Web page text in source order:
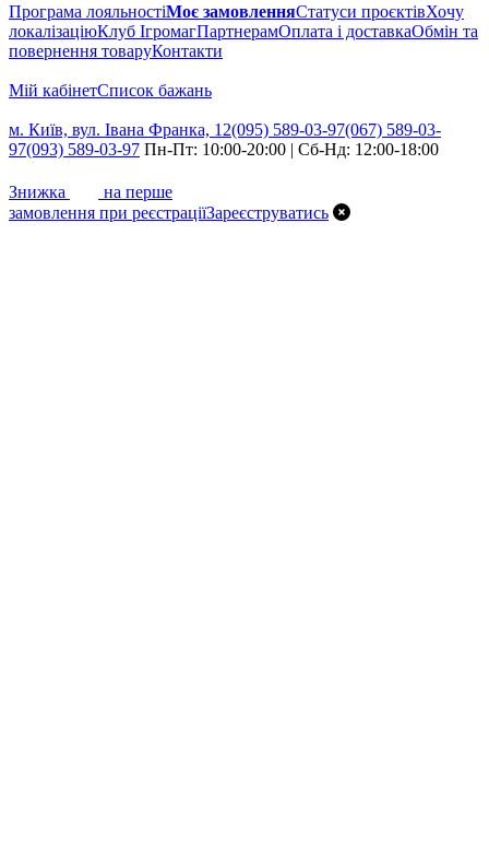
Програма лояльностіМоє замовленняСтатуси проєктівХочу
локалізаціюКлуб ІгромагПартнерамОплата і доставкаОбмін та
повернення товаруКонтакти
Мій кабінетCписок бажань
м. Київ, вул. Івана Франка, 12(095) 589-03-97(067) 589-03-
97(093) 589-03-97 Пн-Пт: 10:00-20:00 | Сб-Нд: 12:00-18:00
Знижка
на перше
замовлення при реєстраціїЗареєструватись